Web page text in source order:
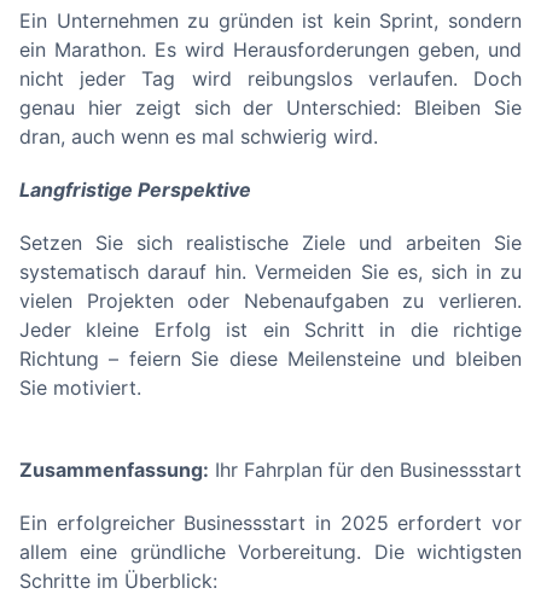
Ein Unternehmen zu gründen ist kein Sprint, sondern
ein Marathon. Es wird Herausforderungen geben, und
nicht jeder Tag wird reibungslos verlaufen. Doch
genau hier zeigt sich der Unterschied: Bleiben Sie
dran, auch wenn es mal schwierig wird.
Langfristige Perspektive
Setzen Sie sich realistische Ziele und arbeiten Sie
systematisch darauf hin. Vermeiden Sie es, sich in zu
vielen Projekten oder Nebenaufgaben zu verlieren.
Jeder kleine Erfolg ist ein Schritt in die richtige
Richtung – feiern Sie diese Meilensteine und bleiben
Sie motiviert.
Zusammenfassung: Ihr Fahrplan für den Businessstart
Ein erfolgreicher Businessstart in 2025 erfordert vor
allem eine gründliche Vorbereitung. Die wichtigsten
Schritte im Überblick: